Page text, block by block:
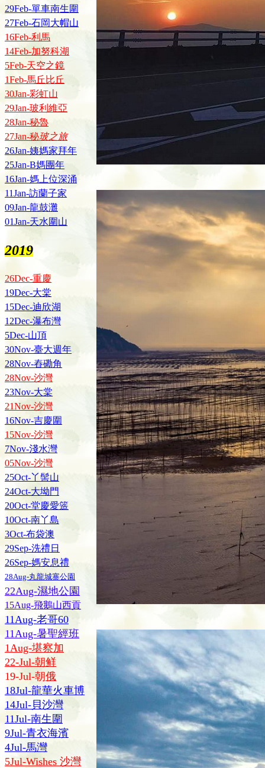
29Feb-單車南生圍
27Feb-石岡大帽山
16Feb-利馬
14Feb-加努科湖
5Feb-天空之鏡
1Feb-馬丘比丘
30Jan-彩虹山
29Jan-玻利維亞
28Jan-秘魯
27Jan-秘玻之旅
26Jan-姨媽家拜年
25Jan-B媽團年
16Jan-媽上位深涌
11Jan-訪蘭子家
09Jan-龍鼓灘
01Jan-天水圍山
2019
26Dec-重慶
19Dec-大棠
15Dec-迪欣湖
12Dec-瀑布灣
5Dec-山頂
30Nov-臺大週年
28Nov-舂磡角
28Nov-沙灣
23Nov-大棠
21Nov-沙灣
16Nov-吉慶圍
15Nov-沙灣
7Nov-淺水灣
05Nov-沙灣
25Oct-丫髻山
24Oct-大坳門
20Oct-堂慶愛簉
10Oct-南丫島
3Oct-布袋澳
29Sep-洗禮日
26Sep-媽安息禮
28Aug-丸龍城寨公園
22Aug-濕地公園
15Aug-飛鵝山西貢
11Aug-老哥60
11Aug-暑聖經班
1Aug-堪察加
22-Jul-朝鲜
19-Jul-朝俄
18Jul-龍華火車博
14Jul-貝沙灣
11Jul-南生圍
9Jul-青衣海濱
4Jul-馬灣
5Jul-Wishes 沙灣